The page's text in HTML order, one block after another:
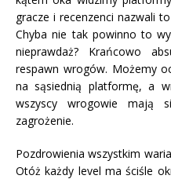
gracze i recenzenci nazwali
Chyba nie tak powinno to
nieprawdaż? Krańcowo
respawn wrogów. Możemy
na sąsiednią platformę, a
wszyscy wrogowie mają
zagrożenie.
Pozdrowienia wszystkim
Otóż każdy level ma ściśle